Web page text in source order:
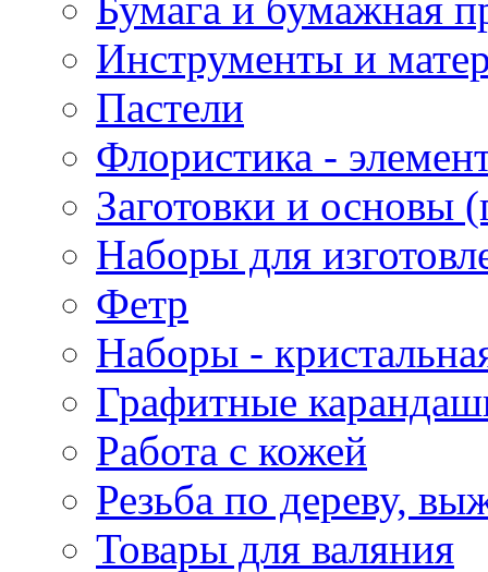
Инструменты и
Пастели
Флористика -
Заготовки и основы
Наборы для
Фетр
Наборы -
Графитные
Работа с кожей
Резьба по дереву,
Товары для валяния